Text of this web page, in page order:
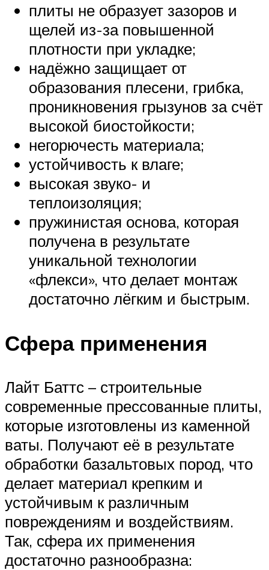
плиты не образует зазоров и
щелей из-за повышенной
плотности при укладке;
надёжно защищает от
образования плесени, грибка,
проникновения грызунов за счёт
высокой биостойкости;
негорючесть материала;
устойчивость к влаге;
высокая звуко- и
теплоизоляция;
пружинистая основа, которая
получена в результате
уникальной технологии
«флекси», что делает монтаж
достаточно лёгким и быстрым.
Сфера применения
Лайт Баттс – строительные
современные прессованные плиты,
которые изготовлены из каменной
ваты. Получают её в результате
обработки базальтовых пород, что
делает материал крепким и
устойчивым к различным
повреждениям и воздействиям.
Так, сфера их применения
достаточно разнообразна: